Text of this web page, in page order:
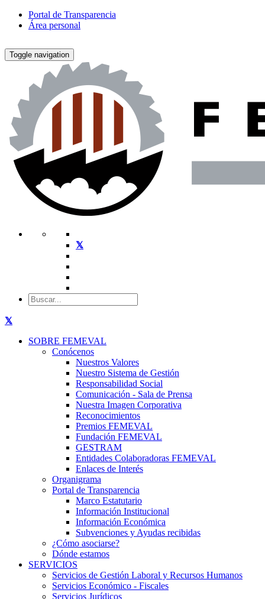
Portal de Transparencia
Área personal
Toggle navigation
SOBRE FEMEVAL
Conócenos
Nuestros Valores
Nuestro Sistema de Gestión
Responsabilidad Social
Comunicación - Sala de Prensa
Nuestra Imagen Corporativa
Reconocimientos
Premios FEMEVAL
Fundación FEMEVAL
GESTRAM
Entidades Colaboradoras FEMEVAL
Enlaces de Interés
Organigrama
Portal de Transparencia
Marco Estatutario
Información Institucional
Información Económica
Subvenciones y Ayudas recibidas
¿Cómo asociarse?
Dónde estamos
SERVICIOS
Servicios de Gestión Laboral y Recursos Humanos
Servicios Económico - Fiscales
Servicios Jurídicos